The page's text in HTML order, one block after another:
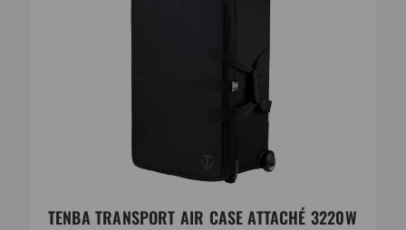
TENBA TRANSPORT AIR CASE ATTACHÉ 3220W